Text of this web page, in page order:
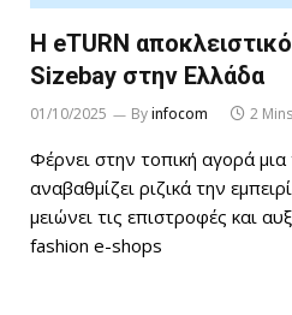
Η eTURN
Sizebay στην Ελλάδα
01/10/2025 Byinfocom 2
Φέρνει στην τοπική αγορά
αναβαθμίζει ριζικά την
μειώνει τις επιστροφές και
fashion e-shops